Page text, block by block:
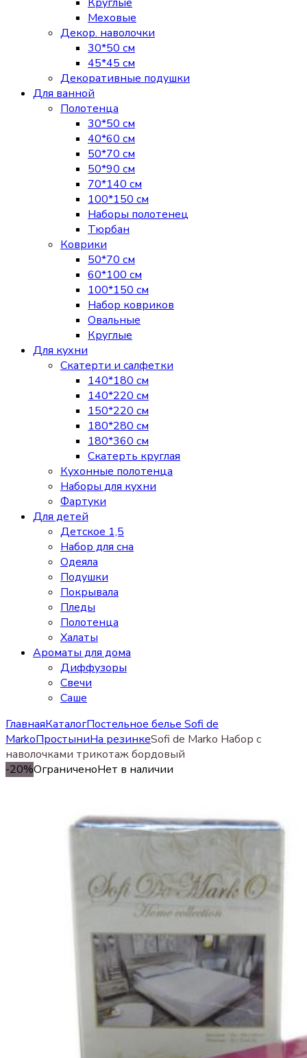
Меховые
Декор. наволочки
30*50 см
45*45 см
Декоративные подушки
Для ванной
Полотенца
30*50 см
40*60 см
50*70 см
50*90 см
70*140 см
100*150 см
Наборы полотенец
Тюрбан
Коврики
50*70 см
60*100 см
100*150 см
Набор ковриков
Овальные
Круглые
Для кухни
Скатерти и салфетки
140*180 см
140*220 см
150*220 см
180*280 см
180*360 см
Скатерть круглая
Кухонные полотенца
Наборы для кухни
Фартуки
Для детей
Детское 1,5
Набор для сна
Одеяла
Подушки
Покрывала
Пледы
Полотенца
Халаты
Ароматы для дома
Диффузоры
Свечи
Cаше
ГлавнаяКаталогПостельное белье Sofi de
MarkoПростыниНа резинкеSofi de Marko Набор с
наволочками трикотаж бордовый
-20%ОграниченоНет в наличии